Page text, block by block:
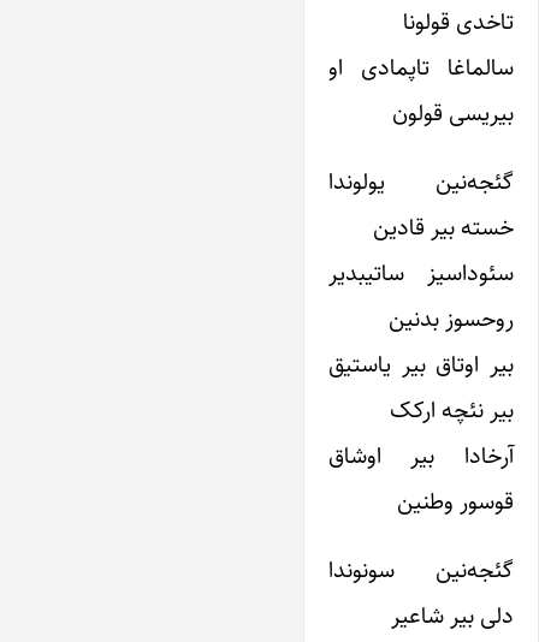
تاخدی قولونا
سالماغا تاپمادی او
بیریسی قولون
گئجه‌نین یولوندا
خسته بیر قادین
سئوداسیز ساتیبدیر
روحسوز بدنین
بیر اوتاق بیر یاستیق
بیر نئچه ارکک
آرخادا بیر اوشاق
قوسور وطنین
گئجه‌نین سونوندا
دلی بیر شاعیر